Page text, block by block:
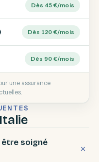
Dès 45 €/mois
Dès 120 €/mois
Dès 90 €/mois
une assurance
soigné